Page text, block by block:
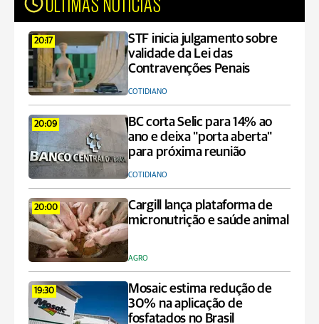
20:17
STF inicia julgamento sobre
validade da Lei das
Contravenções Penais
COTIDIANO
20:09
BC corta Selic para 14% ao
ano e deixa "porta aberta"
para próxima reunião
COTIDIANO
20:00
Cargill lança plataforma de
micronutrição e saúde animal
AGRO
19:30
Mosaic estima redução de
30% na aplicação de
fosfatados no Brasil